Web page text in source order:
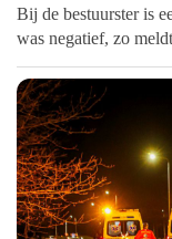
Bij de bestuurster is
was negatief, zo